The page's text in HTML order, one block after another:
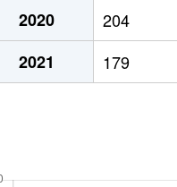
2020
204
2021
179